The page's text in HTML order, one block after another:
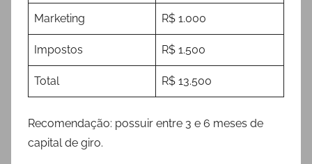
Marketing R$ 1.000
Impostos R$ 1.500
Total R$ 13.500
Recomendação: possuir entre 3 e 6 meses de
capital de giro.